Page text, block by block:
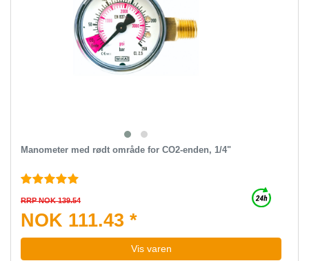
Manometer med rødt område for CO2-enden, 1/4"
RRP NOK 139.54
NOK 111.43 *
Vis varen